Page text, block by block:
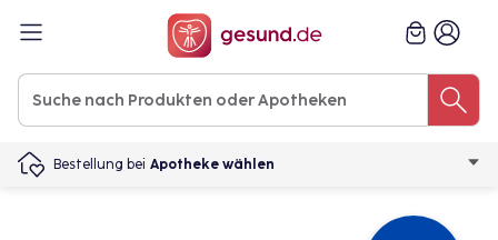
Bestellung bei Apotheke wählen